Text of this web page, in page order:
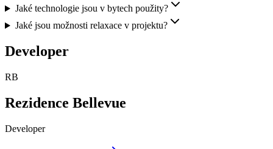
Jaké technologie jsou v bytech použity?
Jaké jsou možnosti relaxace v projektu?
Developer
RB
Rezidence Bellevue
Developer